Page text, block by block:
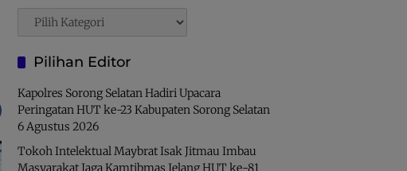
Pencarian
Pilihan Editor
Kapolres Sorong Selatan Hadiri Upacara
Peringatan HUT ke-23 Kabupaten Sorong Selatan
6 Agustus 2026
Tokoh Intelektual Maybrat Isak Jitmau Imbau
Masyarakat Jaga Kamtibmas Jelang HUT ke-81